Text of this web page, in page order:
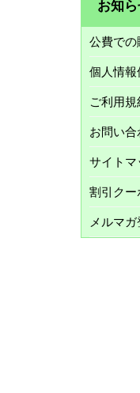
お知
公費での
個人情
ご利用規
お問い合
サイトマ
割引クー
メルマ